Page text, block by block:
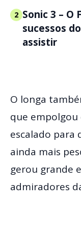
2 Sonic 3 – O
sucessos
assistir
O longa
que empolgou
escalado para
ainda mais
gerou grande
admiradores